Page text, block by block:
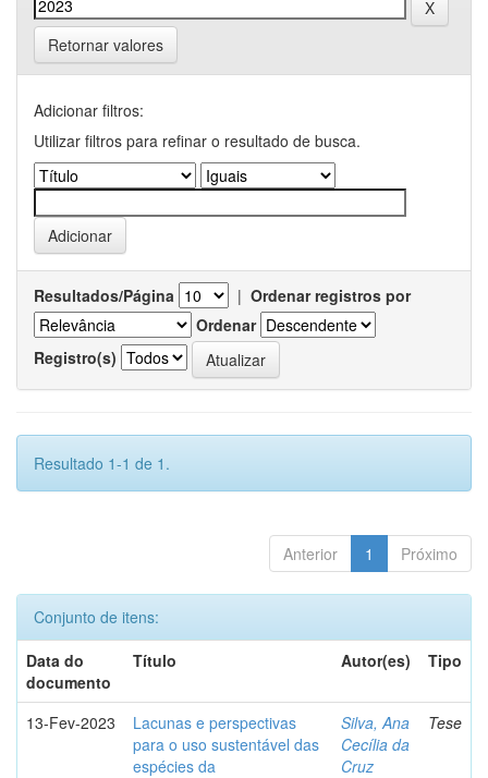
Retornar valores
Adicionar filtros:
Utilizar filtros para refinar o resultado de busca.
Resultados/Página | Ordenar registros por
Ordenar
Registro(s)
Resultado 1-1 de 1.
Anterior 1 Próximo
Conjunto de itens:
Data do
documento
Título Autor(es) Tipo
13-Fev-2023
Lacunas e perspectivas
para o uso sustentável das
espécies da
Silva, Ana
Cecília da
Cruz
Tese